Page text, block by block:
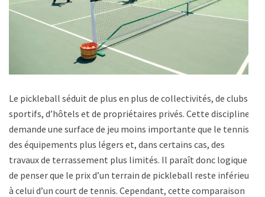
Le pickleball séduit de plus en plus de collectivités, de clubs
sportifs, d’hôtels et de propriétaires privés. Cette discipline
demande une surface de jeu moins importante que le tennis,
des équipements plus légers et, dans certains cas, des
travaux de terrassement plus limités. Il paraît donc logique
de penser que le prix d’un terrain de pickleball reste inférieur
à celui d’un court de tennis. Cependant, cette comparaison